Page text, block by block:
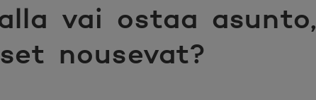
vai ostaa asunto,
nousevat?